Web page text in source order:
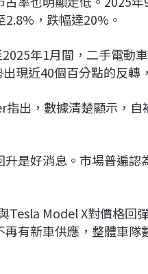
，跌幅達20%。
年1月間，二手電動
現近40個百分點的反轉
指出，數據清楚顯示，
是好消息。市場普遍
Tesla Model X對價格回
有新車供應，整體車